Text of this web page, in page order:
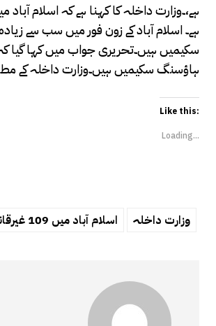
ہاؤسنگ سکیمیں ہیں۔وزارت داخلہ کے
Like this:
Loading...
اسلام آباد میں 109 غیرقانونی ہاؤسنگ سکیموں کا انکشاف قومی اسمبلی میں رپورٹ پیش وزارت داخلہ